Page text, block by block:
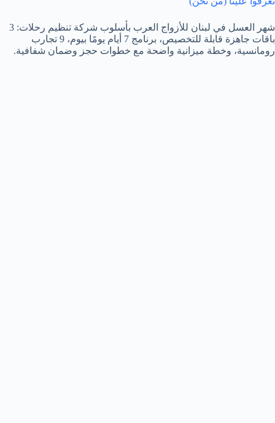
شهر العسل في لبنان للأزواج العرب بأسلوب شركة تنظيم رحلات: 3
باقات جاهزة قابلة للتخصيص، برنامج 7 أيام يومًا بيوم، 9 تجارب
رومانسية، وخطة ميزانية واضحة مع خطوات حجز وضمان شفافية.